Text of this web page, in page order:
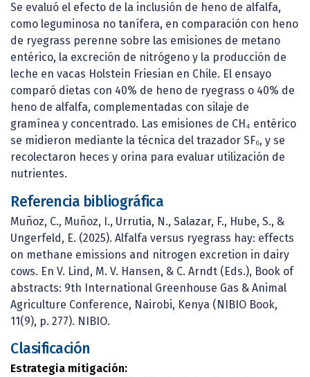
Se evaluó el efecto de la inclusión de heno de alfalfa,
como leguminosa no tanífera, en comparación con heno
de ryegrass perenne sobre las emisiones de metano
entérico, la excreción de nitrógeno y la producción de
leche en vacas Holstein Friesian en Chile. El ensayo
comparó dietas con 40% de heno de ryegrass o 40% de
heno de alfalfa, complementadas con silaje de
gramínea y concentrado. Las emisiones de CH₄ entérico
se midieron mediante la técnica del trazador SF₆, y se
recolectaron heces y orina para evaluar utilización de
nutrientes.
Referencia bibliográfica
Muñoz, C., Muñoz, I., Urrutia, N., Salazar, F., Hube, S., &
Ungerfeld, E. (2025). Alfalfa versus ryegrass hay: effects
on methane emissions and nitrogen excretion in dairy
cows. En V. Lind, M. V. Hansen, & C. Arndt (Eds.), Book of
abstracts: 9th International Greenhouse Gas & Animal
Agriculture Conference, Nairobi, Kenya (NIBIO Book,
11(9), p. 277). NIBIO.
Clasificación
Estrategia mitigación: